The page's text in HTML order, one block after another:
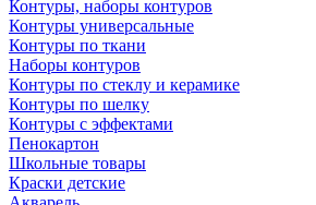
Контуры, наборы контуров
Контуры универсальные
Контуры по ткани
Наборы контуров
Контуры по стеклу и керамике
Контуры по шелку
Контуры с эффектами
Пенокартон
Школьные товары
Краски детские